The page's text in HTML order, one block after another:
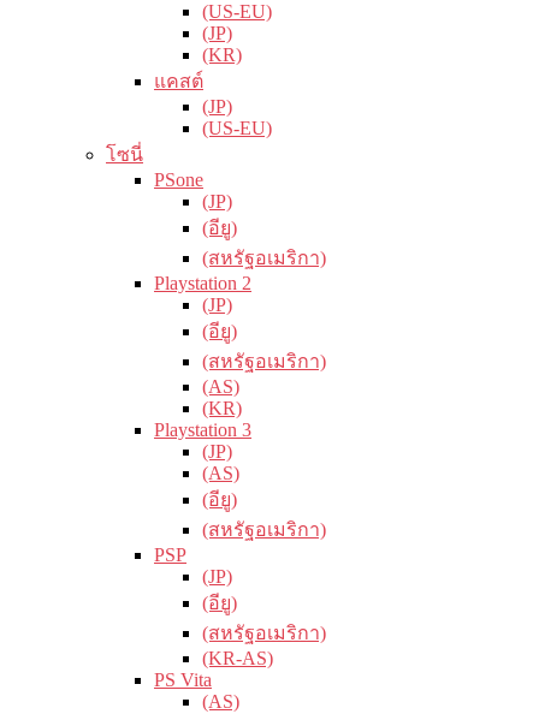
(US-EU)
(JP)
(KR)
แคสต์
(JP)
(US-EU)
โซนี่
PSone
(JP)
(อียู)
(สหรัฐอเมริกา)
Playstation 2
(JP)
(อียู)
(สหรัฐอเมริกา)
(AS)
(KR)
Playstation 3
(JP)
(AS)
(อียู)
(สหรัฐอเมริกา)
PSP
(JP)
(อียู)
(สหรัฐอเมริกา)
(KR-AS)
PS Vita
(AS)